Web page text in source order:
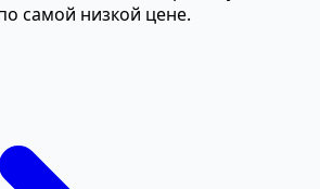
самой низкой цене.